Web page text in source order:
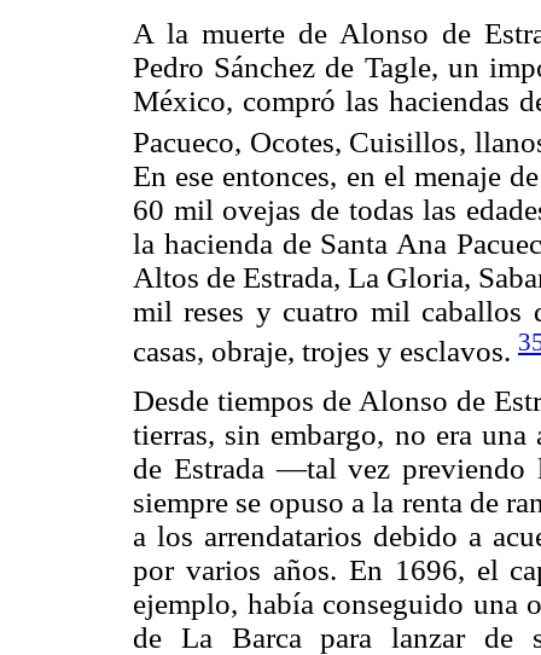
A la muerte de Alonso de
Pedro Sánchez de Tagle, un
México, compró las haciendas
Pacueco, Ocotes, Cuisillos,
En ese entonces, en el menaje
60 mil ovejas de todas las
la hacienda de Santa Ana
Altos de Estrada, La Gloria,
mil reses y cuatro mil caballos
casas, obraje, trojes y esclavos.
Desde tiempos de Alonso de
tierras, sin embargo, no era
de Estrada —tal vez
siempre se opuso a la renta de
a los arrendatarios debido a
por varios años. En 1696, el
ejemplo, había conseguido una
de La Barca para lanzar de